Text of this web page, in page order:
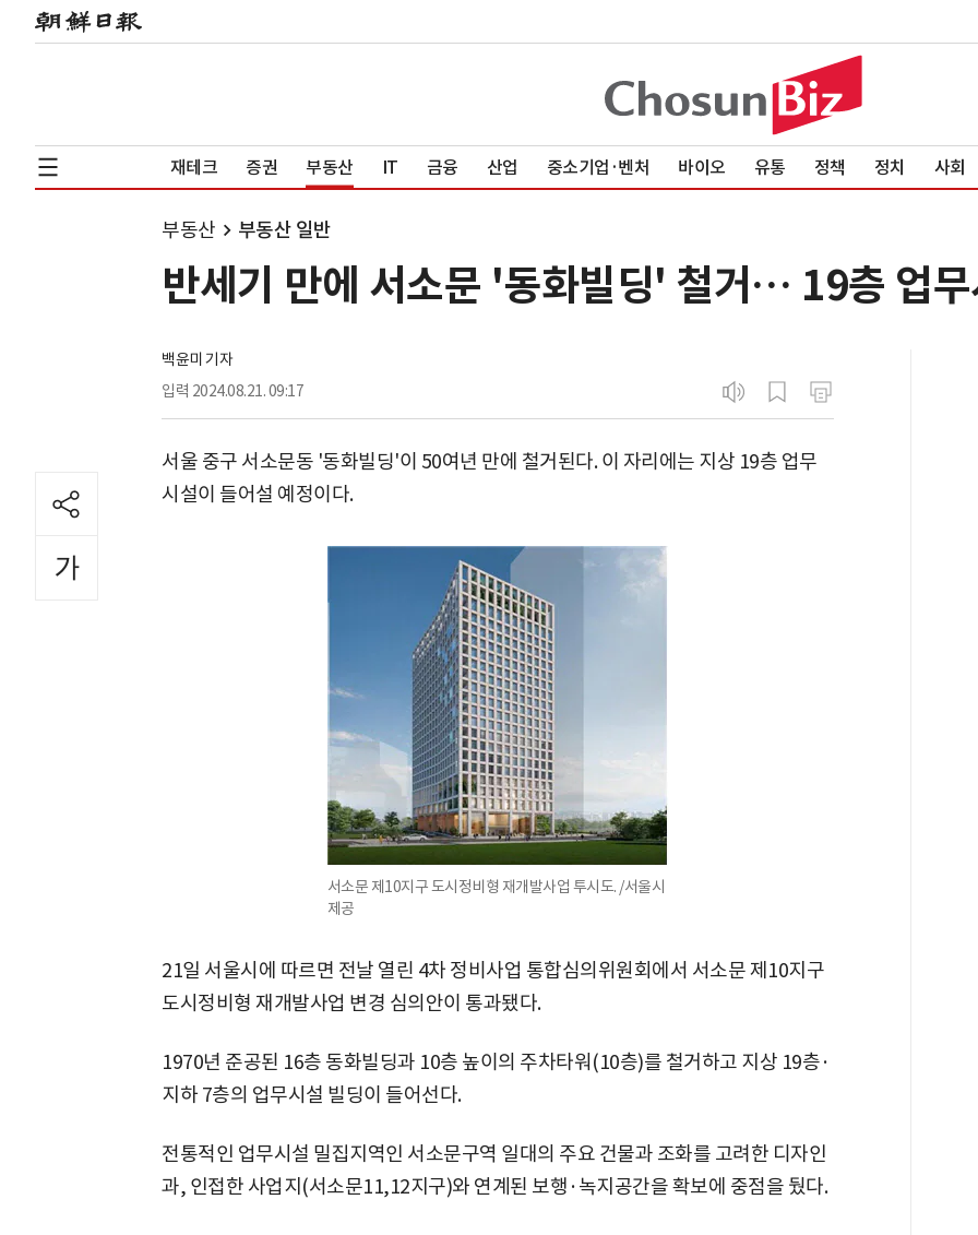
재테크 증권 부동산 IT 금융 산업 중소기업·벤처 바이오 유통 정책 정치 사회
부동산 부동산 일반
반세기 만에 서소문 '동화빌딩' 철거… 19층 업
백윤미 기자
입력 2024.08.21. 09:17
서울 중구 서소문동 '동화빌딩'이 50여년 만에 철거된다. 이 자리에는 지상 19층 업무
시설이 들어설 예정이다.
서소문 제10지구 도시정비형 재개발사업 투시도. /서울시
제공
21일 서울시에 따르면 전날 열린 4차 정비사업 통합심의위원회에서 서소문 제10지구
도시정비형 재개발사업 변경 심의안이 통과됐다.
1970년 준공된 16층 동화빌딩과 10층 높이의 주차타워(10층)를 철거하고 지상 19층·
지하 7층의 업무시설 빌딩이 들어선다.
전통적인 업무시설 밀집지역인 서소문구역 일대의 주요 건물과 조화를 고려한 디자인
과, 인접한 사업지(서소문11,12지구)와 연계된 보행·녹지공간을 확보에 중점을 뒀다.